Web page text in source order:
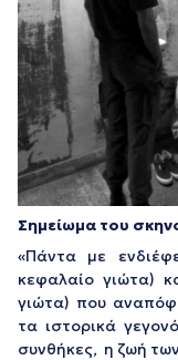
Σημείωμα του
«Πάντα με
κεφαλαίο γιώτα)
γιώτα) που
τα ιστορικά
συνθήκες, η ζωή